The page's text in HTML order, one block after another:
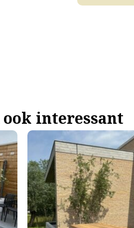
interessant